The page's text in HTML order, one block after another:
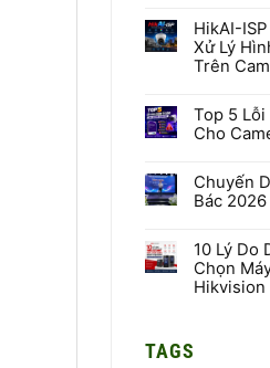
bình
luận
ở
Hệ
Báo
Cháy
HIKFIRE
HikAI-
Xử Lý
Trên
bình
luận
ở
Là
Gì?
Công
Xử
Lý
Hình
Ảnh
Camera
Top 5 Lỗi
Cho
bình
luận
ở
Lỗi
Khi
Chọn
Ổ
Chuyến
Bác 2026
bình
luận
ở
Chuyến
–
10 Lý Do
Chọn
Hikvision
ở
TAGS